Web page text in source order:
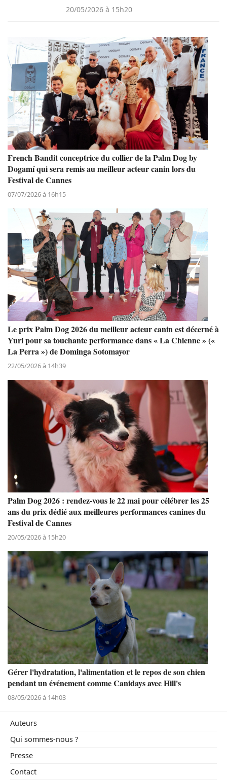
20/05/2026 à 15h20
French Bandit conceptrice du collier de la Palm Dog by
Dogamí qui sera remis au meilleur acteur canin lors du
Festival de Cannes
07/07/2026 à 16h15
Le prix Palm Dog 2026 du meilleur acteur canin est décerné à
Yuri pour sa touchante performance dans « La Chienne » («
La Perra ») de Dominga Sotomayor
22/05/2026 à 14h39
Palm Dog 2026 : rendez-vous le 22 mai pour célébrer les 25
ans du prix dédié aux meilleures performances canines du
Festival de Cannes
20/05/2026 à 15h20
Gérer l'hydratation, l'alimentation et le repos de son chien
pendant un événement comme Canidays avec Hill's
08/05/2026 à 14h03
Auteurs
Qui sommes-nous ?
Presse
Contact